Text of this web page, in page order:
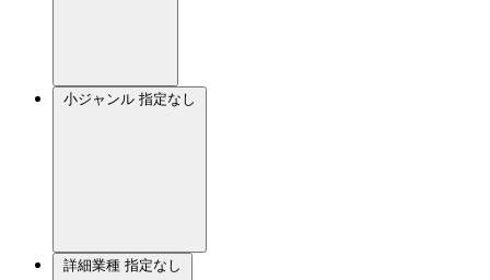
小ジャンル 指定なし
詳細業種 指定なし